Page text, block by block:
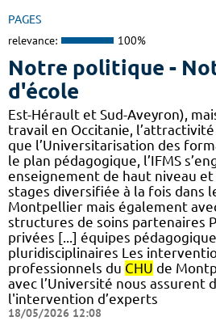
PAGES
relevance: 100%
Notre politique -
d'école
Est-Hérault et Sud-Aveyron),
travail en Occitanie,
que l’Universitarisation des
le plan pédagogique, l’IFMS
enseignement de haut niveau
stages diversifiée à la fois dans
Montpellier mais également
structures de soins partenaires
privées [...] équipes
pluridisciplinaires Les
professionnels du CHU de
avec l’Université nous assurent
l'intervention d’experts
18/05/2026 12:08